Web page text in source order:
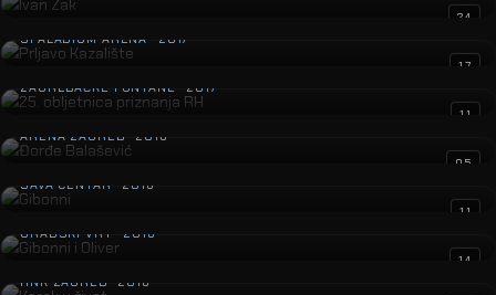
24
Prljavo Kazalište
SPALADIUM ARENA · 2017
17
25. obljetnica priznanja RH
ZAGREBAČKE FONTANE · 2017
11
Đorđe Balašević
ARENA ZAGREB · 2016
05
Gibonni
SAVA CENTAR · 2016
11
Gibonni i Oliver
GRADSKI VRT · 2016
14
Korak u život
HNK ZAGREB · 2016